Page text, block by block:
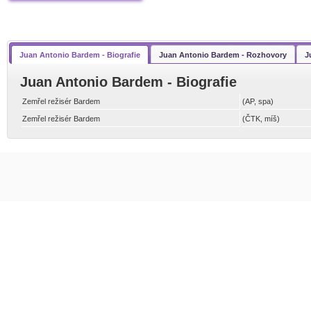
Juan Antonio Bardem - Biografie Juan Antonio Bardem - Rozhovory
Juan Antonio Bardem - Biografie
Zemřel režisér Bardem (AP, spa)
Zemřel režisér Bardem (ČTK, míš)